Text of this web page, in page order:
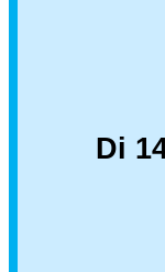
Di